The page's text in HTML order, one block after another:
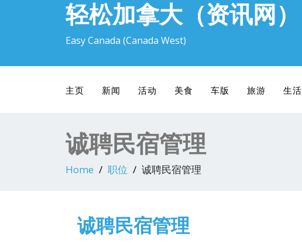
轻松加拿大（资讯网）
Easy Canada (Canada West)
主页 新闻 活动 美食 车版 旅游 生活
诚聘民宿管理
Home 职位 诚聘民宿管理
诚聘民宿管理